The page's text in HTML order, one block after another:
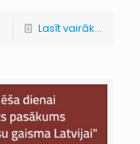
Lasīt vairāk...